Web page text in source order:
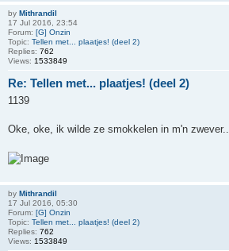
by Mithrandil
17 Jul 2016, 23:54
Forum: [G] Onzin
Topic: Tellen met... plaatjes! (deel 2)
Replies: 762
Views: 1533849
Re: Tellen met... plaatjes! (deel 2)
1139
Oke, oke, ik wilde ze smokkelen in m'n zwever..
by Mithrandil
17 Jul 2016, 05:30
Forum: [G] Onzin
Topic: Tellen met... plaatjes! (deel 2)
Replies: 762
Views: 1533849